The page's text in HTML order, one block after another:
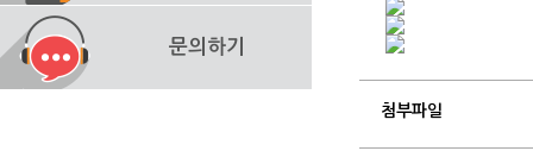
문의하기
첨부파일